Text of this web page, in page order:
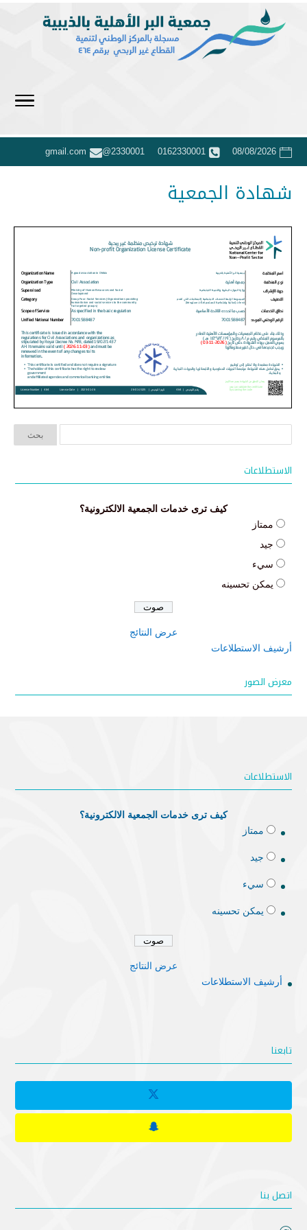
08/08/2026
0162330001
2330001@gmail.com
شهادة الجمعية
الاستطلاعات
كيف ترى خدمات الجمعية الالكترونية؟
ممتاز
جيد
سيء
يمكن تحسينه
عرض النتائج
أرشيف الاستطلاعات
معرض الصور
الاستطلاعات
كيف ترى خدمات الجمعية الالكترونية؟
ممتاز
جيد
سيء
يمكن تحسينه
عرض النتائج
أرشيف الاستطلاعات
تابعنا
اتصل بنا